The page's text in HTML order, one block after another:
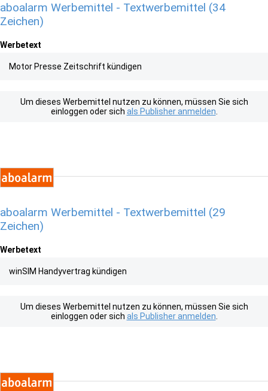
aboalarm Werbemittel - Textwerbemittel (34
Zeichen)
Werbetext
Motor Presse Zeitschrift kündigen
Um dieses Werbemittel nutzen zu können, müssen Sie sich
einloggen oder sich als Publisher anmelden
aboalarm Werbemittel - Textwerbemittel (29
Zeichen)
Werbetext
winSIM Handyvertrag kündigen
Um dieses Werbemittel nutzen zu können, müssen Sie sich
einloggen oder sich als Publisher anmelden